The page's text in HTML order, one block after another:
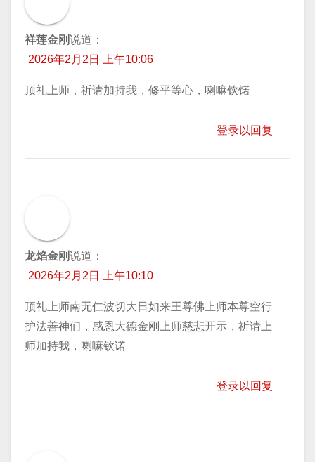
祥莲金刚说道：
2026年2月2日 上午10:06
顶礼上师，祈请加持我，修平等心，喇嘛钦锘
登录以回复
龙焰金刚说道：
2026年2月2日 上午10:10
顶礼上师南无仁波切大日如来王尊佛上师本尊空行
护法善神们，感恩大德金刚上师慈悲开示，祈请上
师加持我，喇嘛钦诺
登录以回复